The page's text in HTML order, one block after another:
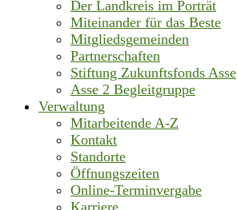
Der Landkreis im Porträt
Miteinander für das Beste
Mitgliedsgemeinden
Partnerschaften
Stiftung Zukunftsfonds Asse
Asse 2 Begleitgruppe
Verwaltung
Mitarbeitende A-Z
Kontakt
Standorte
Öffnungszeiten
Online-Terminvergabe
Karriere